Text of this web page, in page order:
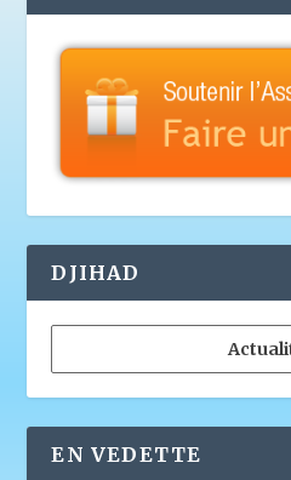
DJIHAD
EN VEDETTE